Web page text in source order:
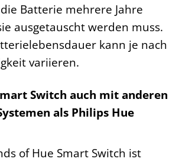
Batterie mehrere Jahre
ausgetauscht werden muss.
kann je nach
variieren.
Switch auch mit anderen
als Philips Hue
of Hue Smart Switch ist